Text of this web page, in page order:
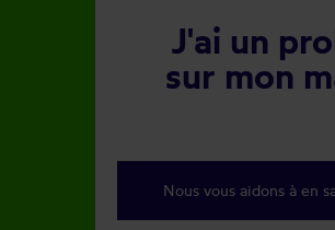
J'ai un
sur mon
Nous vous aidons à en